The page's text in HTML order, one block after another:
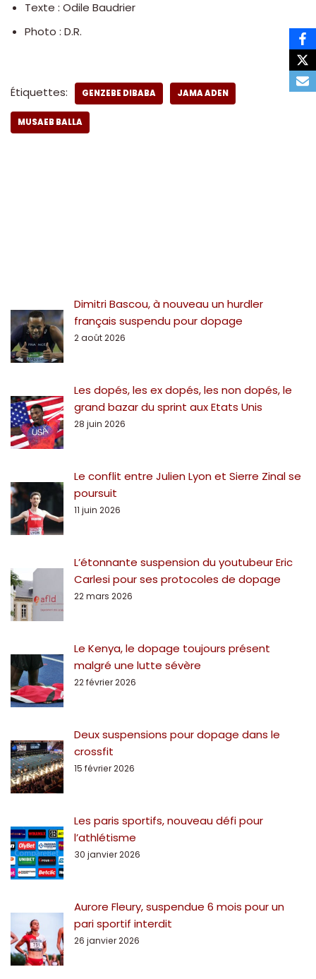
Texte : Odile Baudrier
Photo : D.R.
Étiquettes: GENZEBE DIBABA JAMA ADEN
MUSAEB BALLA
Dimitri Bascou, à nouveau un hurdler
français suspendu pour dopage
2 août 2026
Les dopés, les ex dopés, les non dopés, le
grand bazar du sprint aux Etats Unis
28 juin 2026
Le conflit entre Julien Lyon et Sierre Zinal se
poursuit
11 juin 2026
L’étonnante suspension du youtubeur Eric
Carlesi pour ses protocoles de dopage
22 mars 2026
Le Kenya, le dopage toujours présent
malgré une lutte sévère
22 février 2026
Deux suspensions pour dopage dans le
crossfit
15 février 2026
Les paris sportifs, nouveau défi pour
l’athlétisme
30 janvier 2026
Aurore Fleury, suspendue 6 mois pour un
pari sportif interdit
26 janvier 2026